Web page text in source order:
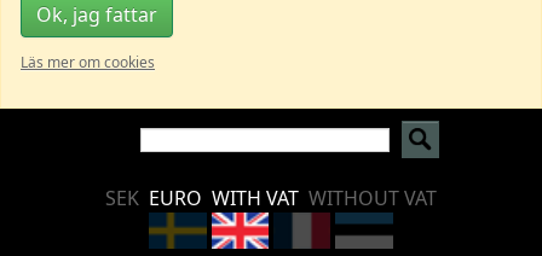
Ok, jag fattar
Läs mer om cookies
SEK EURO WITH VAT WITHOUT VAT